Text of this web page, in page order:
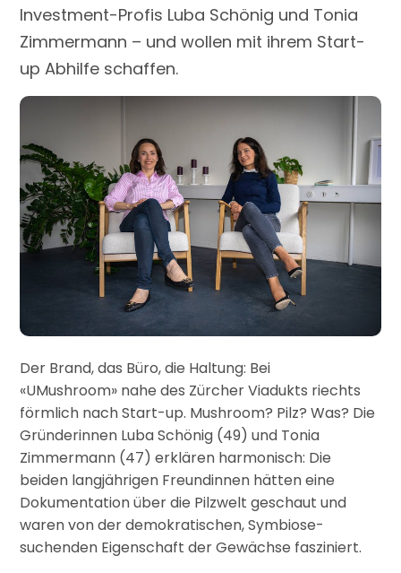
Investment-Profis Luba Schönig und Tonia
Zimmermann – und wollen mit ihrem Start-
up Abhilfe schaffen.
Der Brand, das Büro, die Haltung: Bei
«UMushroom» nahe des Zürcher Viadukts riechts
förmlich nach Start-up. Mushroom? Pilz? Was? Die
Gründerinnen Luba Schönig (49) und Tonia
Zimmermann (47) erklären harmonisch: Die
beiden langjährigen Freundinnen hätten eine
Dokumentation über die Pilzwelt geschaut und
waren von der demokratischen, Symbiose-
suchenden Eigenschaft der Gewächse fasziniert.